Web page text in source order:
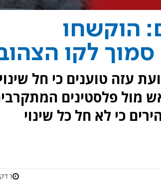
הוקשחו
לקו
עזה טוענים כי חל
מול פלסטינים
כי לא חל כל שינוי
1 דקות